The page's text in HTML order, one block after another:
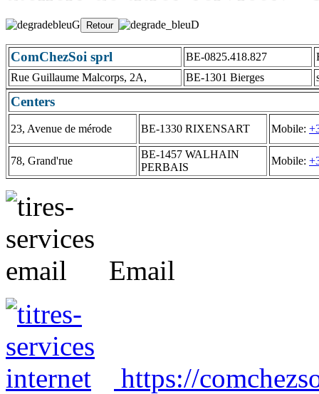
ComChezSoi sprl BE-0825.418.827
Rue Guillaume Malcorps, 2A,
BE-1301 Bierges
Centers
23, Avenue de mérode BE-1330 RIXENSART Mobile:
78, Grand'rue
BE-1457 WALHAIN
PERBAIS
Mobile:
Email
https://